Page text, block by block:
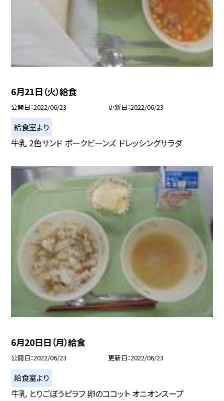
6月21日（火）給食
公開日 2022/06/23 更新日 2022/06/23
給食室より
牛乳 2色サンド ポークビーンズ ドレッシングサラダ
6月20日日（月）給食
公開日 2022/06/23 更新日 2022/06/23
給食室より
牛乳 とりごぼうピラフ 卵のココット オニオンスープ